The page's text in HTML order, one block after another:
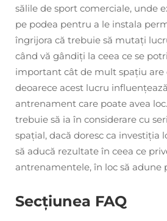
sălile de sport comerciale, unde
pe podea pentru a le instala
îngrijora că trebuie să mutați
când vă gândiți la ceea ce se
important cât de mult spațiu are
deoarece acest lucru
antrenament care poate avea
trebuie să ia în considerare cu
spațial, dacă doresc ca investiția
să aducă rezultate în ceea ce
antrenamentele, în loc să adune
Secțiunea FAQ